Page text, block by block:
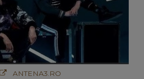
ANTENA3.RO